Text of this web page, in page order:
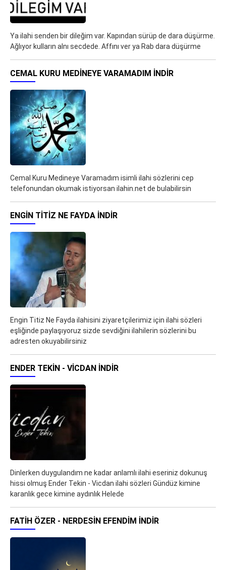
Ya ilahi senden bir dileğim var. Kapından sürüp de dara düşürme.
Ağlıyor kulların alnı secdede. Affını ver ya Rab dara düşürme
CEMAL KURU MEDINEYE VARAMADIM İNDIR
Cemal Kuru Medineye Varamadım isimli ilahi sözlerini cep
telefonundan okumak istiyorsan ilahin.net de bulabilirsin
ENGIN TITIZ NE FAYDA İNDIR
Engin Titiz Ne Fayda ilahisini ziyaretçilerimiz için ilahi sözleri
eşliğinde paylaşıyoruz sizde sevdiğini ilahilerin sözlerini bu
adresten okuyabilirsiniz
ENDER TEKIN - VICDAN İNDIR
Dinlerken duygulandım ne kadar anlamlı ilahi eseriniz dokunuş
hissi olmuş Ender Tekin - Vicdan ilahi sözleri Gündüz kimine
karanlık gece kimine aydınlık Helede
FATIH ÖZER - NERDESIN EFENDIM İNDIR